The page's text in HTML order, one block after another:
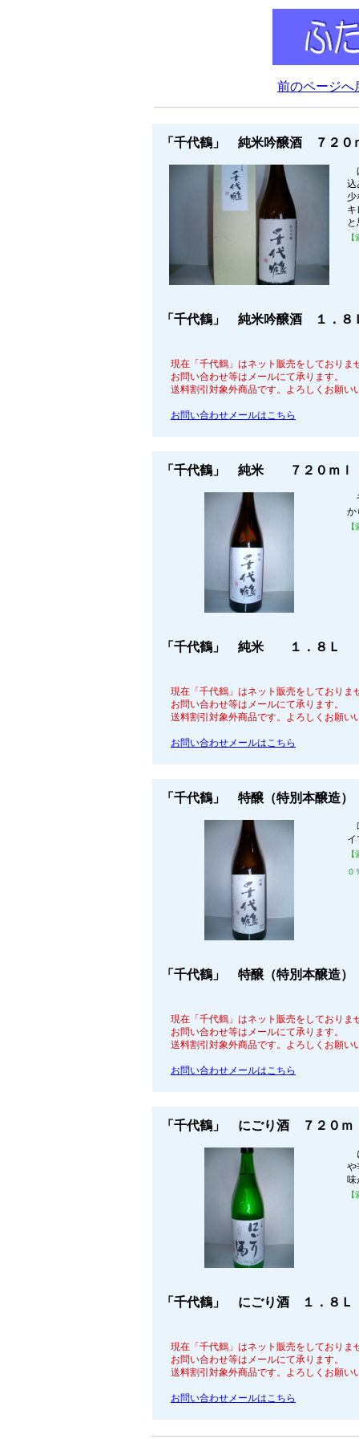
前のページへ
「千代鶴」 純米吟醸酒 ７２
込
「千代鶴」 純米吟醸酒 １．
現在「千代鶴」はネット販売をしておりま
お問い合わせ等はメールにて承ります。
送料割引対象外商品です。よろしくお願い
お問い合わせメールはこちら
「千代鶴」 純米 ７２０ｍ
か
「千代鶴」 純米 １．８Ｌ
現在「千代鶴」はネット販売をしておりま
お問い合わせ等はメールにて承ります。
送料割引対象外商品です。よろしくお願い
お問い合わせメールはこちら
「千代鶴」 特醸（特別本醸
０
「千代鶴」 特醸（特別本醸
現在「千代鶴」はネット販売をしておりま
お問い合わせ等はメールにて承ります。
送料割引対象外商品です。よろしくお願い
お問い合わせメールはこちら
「千代鶴」 にごり酒 ７２０
や
味
「千代鶴」 にごり酒 １．８
現在「千代鶴」はネット販売をしておりま
お問い合わせ等はメールにて承ります。
送料割引対象外商品です。よろしくお願い
お問い合わせメールはこちら